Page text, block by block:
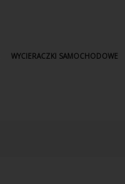
WYCIERACZKI SAMOCHODOWE